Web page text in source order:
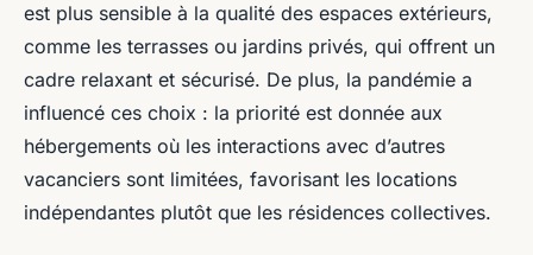
est plus sensible à la qualité des espaces extérieurs,
comme les terrasses ou jardins privés, qui offrent un
cadre relaxant et sécurisé. De plus, la pandémie a
influencé ces choix : la priorité est donnée aux
hébergements où les interactions avec d’autres
vacanciers sont limitées, favorisant les locations
indépendantes plutôt que les résidences collectives.